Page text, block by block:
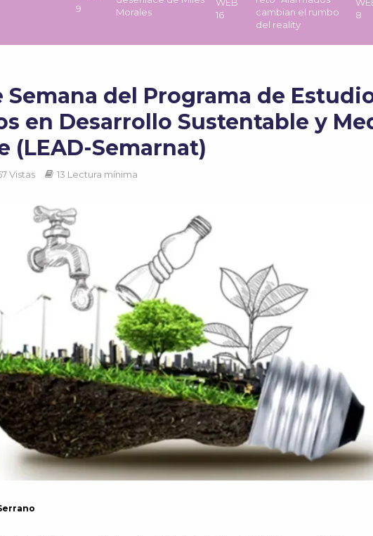
Morales
cambian el rumbo
del reality
Semana del Programa de
en Desarrollo Sustentable y
(LEAD-Semarnat)
Vistas 13 Lectura mínima